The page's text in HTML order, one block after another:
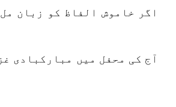
اگر خاموش الفاظ کو زبان
آج کی محفل میں مبارکبادی